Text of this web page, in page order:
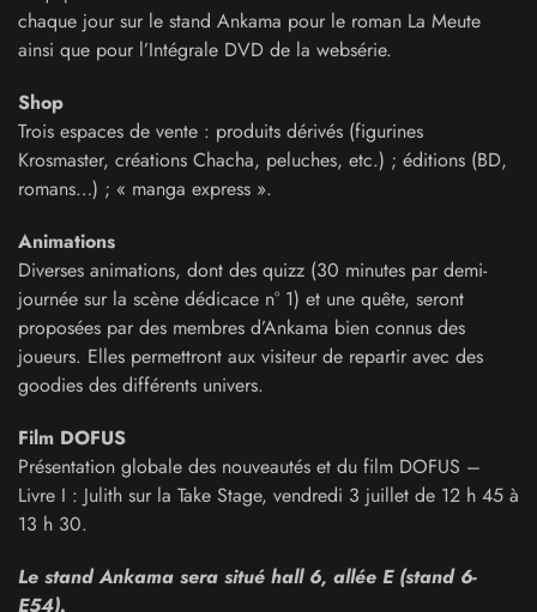
chaque jour sur le stand Ankama pour le roman La Meute
ainsi que pour l’Intégrale DVD de la websérie.
Shop
Trois espaces de vente : produits dérivés (figurines
Krosmaster, créations Chacha, peluches, etc.) ; éditions (BD,
romans…) ; « manga express ».
Animations
Diverses animations, dont des quizz (30 minutes par demi-
journée sur la scène dédicace n° 1) et une quête, seront
proposées par des membres d’Ankama bien connus des
joueurs. Elles permettront aux visiteur de repartir avec des
goodies des différents univers.
Film DOFUS
Présentation globale des nouveautés et du film DOFUS –
Livre I : Julith sur la Take Stage, vendredi 3 juillet de 12 h 45 à
13 h 30.
Le stand Ankama sera situé hall 6, allée E (stand 6-
E54).